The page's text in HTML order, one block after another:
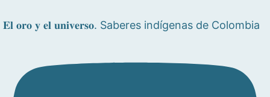
𝐄𝐥 𝐨𝐫𝐨 𝐲 𝐞𝐥 𝐮𝐧𝐢𝐯𝐞𝐫𝐬𝐨. Saberes indígenas de Colombia